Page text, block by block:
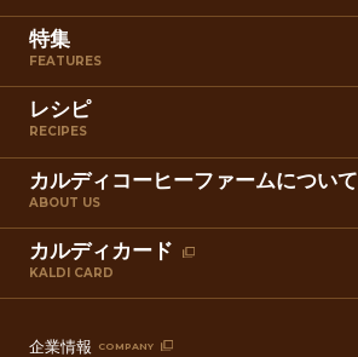
特集
FEATURES
レシピ
RECIPES
カルディコーヒーファームについて
ABOUT US
カルディカード
KALDI CARD
企業情報 COMPANY